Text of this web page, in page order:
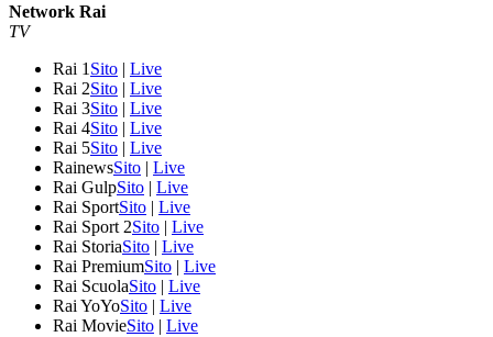
Network Rai
TV
Rai 1 Sito | Live
Rai 2Sito | Live
Rai 3Sito | Live
Rai 4Sito | Live
Rai 5Sito | Live
RainewsSito | Live
Rai GulpSito | Live
Rai SportSito | Live
Rai Sport 2Sito | Live
Rai StoriaSito | Live
Rai PremiumSito | Live
Rai ScuolaSito | Live
Rai YoYoSito | Live
Rai MovieSito | Live